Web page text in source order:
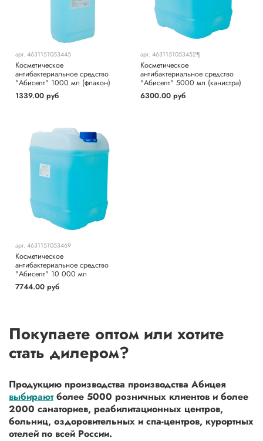
арт.4631151053445
Косметическое
антибактериальное средство
"Абисепт" 1000 мл (флакон)
1339.00 руб
арт. 4631151053452¶
Косметическое
антибактериальное средство
"Абисепт" 5000 мл (канистра)
6300.00 руб
арт.4631151053469
Косметическое
антибактериальное средство
"Абисепт" 10 000 мл
7744.00 руб
Покупаете оптом или хотите
стать дилером?
Продукцию производства производства Абицея
выбираютболее 5000 розничных клиентов и более
2000 санаториев, реабилитационных центров,
больниц, оздоровительных и спа-центров, курортных
отелей по всей России.